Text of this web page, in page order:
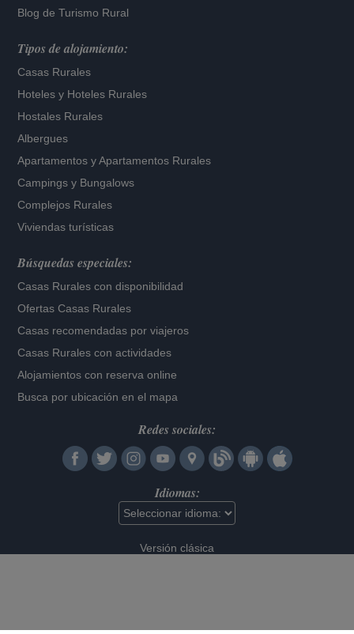
Blog de Turismo Rural
Tipos de alojamiento:
Casas Rurales
Hoteles y Hoteles Rurales
Hostales Rurales
Albergues
Apartamentos yApartamentos Rurales
Campings y Bungalows
Complejos Rurales
Viviendas turísticas
Búsquedas especiales:
Casas Rurales con disponibilidad
Ofertas Casas Rurales
Casas recomendadas por viajeros
Casas Rurales con actividades
Alojamientos con reserva online
Busca por ubicación en el mapa
Redes sociales:
Idiomas:
Versión clásica